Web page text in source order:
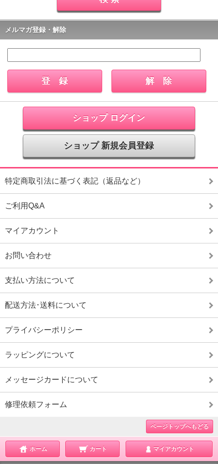
メルマガ登録・解除
ショップ ログイン
ショップ 新規会員登録
特定商取引法に基づく表記（返品など）
ご利用Q&A
マイアカウント
お問い合わせ
支払い方法について
配送方法･送料について
プライバシーポリシー
ラッピングについて
メッセージカードについて
修理依頼フォーム
ページトップへもどる
ホーム カート マイアカウント